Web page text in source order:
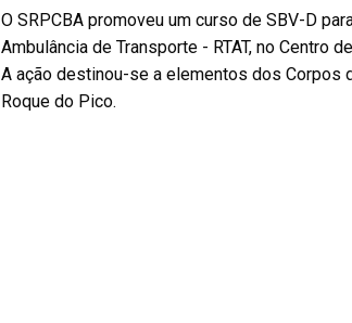
O SRPCBA promoveu um curso de SBV-D
Ambulância de Transporte - RTAT, no Centro
A ação destinou-se a elementos dos Corpos
Roque do Pico.